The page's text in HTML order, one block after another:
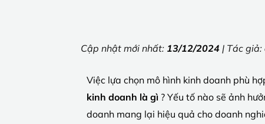
Cập nhật mới nhất: 13/12/2024 | Tác giả:
Việc lựa chọn mô hình kinh doanh phù
kinh doanh là gì ? Yếu tố nào sẽ ảnh
doanh mang lại hiệu quả cho doanh